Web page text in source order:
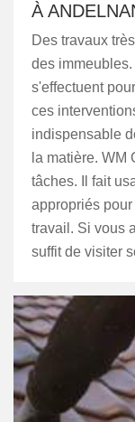
À
Des travaux
des
s'effectuent
ces
indispensable
la matière. WM
tâches. Il fait
appropriés
travail. Si vous
suffit de visiter